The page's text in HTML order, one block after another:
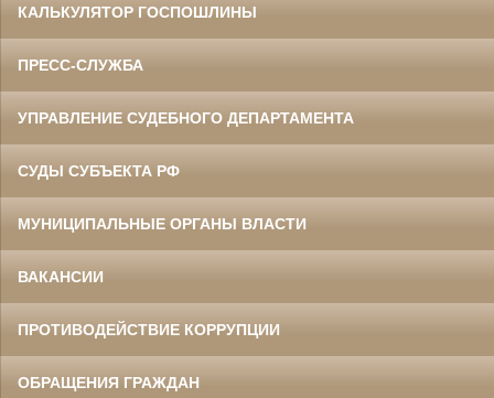
КАЛЬКУЛЯТОР ГОСПОШЛИНЫ
ПРЕСС-СЛУЖБА
УПРАВЛЕНИЕ СУДЕБНОГО ДЕПАРТАМЕНТА
СУДЫ СУБЪЕКТА РФ
МУНИЦИПАЛЬНЫЕ ОРГАНЫ ВЛАСТИ
ВАКАНСИИ
ПРОТИВОДЕЙСТВИЕ КОРРУПЦИИ
ОБРАЩЕНИЯ ГРАЖДАН